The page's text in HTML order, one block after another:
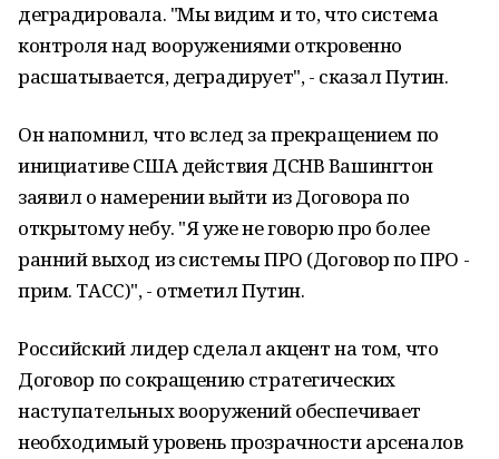
деградировала. "Мы видим и то, что система
контроля над вооружениями откровенно
расшатывается, деградирует", - сказал Путин.
Он напомнил, что вслед за прекращением по
инициативе США действия ДСНВ Вашингтон
заявил о намерении выйти из Договора по
открытому небу. "Я уже не говорю про более
ранний выход из системы ПРО (Договор по ПРО -
прим. ТАСС)", - отметил Путин.
Российский лидер сделал акцент на том, что
Договор по сокращению стратегических
наступательных вооружений обеспечивает
необходимый уровень прозрачности арсеналов